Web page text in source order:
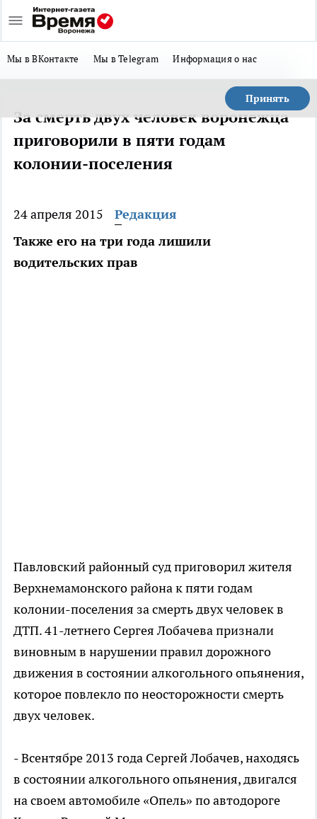
Мы в ВКонтакте Мы в Telegram Информация о нас
Принять
За смерть двух человек воронежца
приговорили в пяти годам
колонии-поселения
24 апреля 2015
Редакция
Также его на три года лишили
водительских прав
Павловский районный суд приговорил жителя
Верхнемамонского района к пяти годам
колонии-поселения за смерть двух человек в
ДТП. 41-летнего Сергея Лобачева признали
виновным в нарушении правил дорожного
движения в состоянии алкогольного опьянения,
которое повлекло по неосторожности смерть
двух человек.
- Всентябре 2013 года Сергей Лобачев, находясь
в состоянии алкогольного опьянения, двигался
на своем автомобиле «Опель» по автодороге